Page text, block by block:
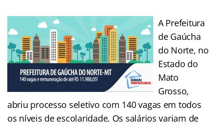
A Prefeitura
de Gaúcha
do Norte, no
Estado do
Mato
Grosso,
abriu processo seletivo com 140 vagas em todos
os níveis de escolaridade. Os salários variam de